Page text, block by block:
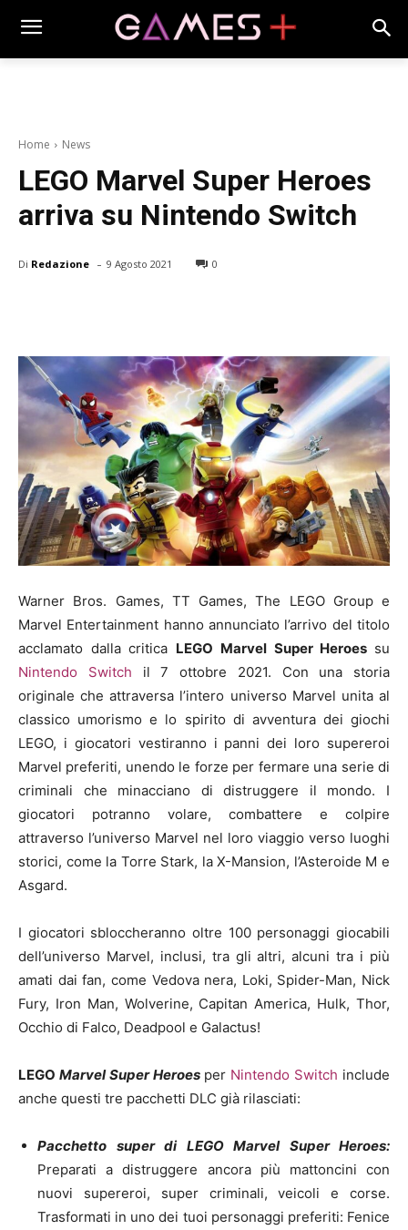
Home News
LEGO Marvel Super Heroes
arriva su Nintendo Switch
Di Redazione - 9 Agosto 2021 0
Warner Bros. Games, TT Games, The LEGO Group e
Marvel Entertainment hanno annunciato l’arrivo del titolo
acclamato dalla critica LEGO Marvel Super Heroes su
Nintendo Switch il 7 ottobre 2021. Con una storia
originale che attraversa l’intero universo Marvel unita al
classico umorismo e lo spirito di avventura dei giochi
LEGO, i giocatori vestiranno i panni dei loro supereroi
Marvel preferiti, unendo le forze per fermare una serie di
criminali che minacciano di distruggere il mondo. I
giocatori potranno volare, combattere e colpire
attraverso l’universo Marvel nel loro viaggio verso luoghi
storici, come la Torre Stark, la X-Mansion, l’Asteroide M e
Asgard.
I giocatori sbloccheranno oltre 100 personaggi giocabili
dell’universo Marvel, inclusi, tra gli altri, alcuni tra i più
amati dai fan, come Vedova nera, Loki, Spider-Man, Nick
Fury, Iron Man, Wolverine, Capitan America, Hulk, Thor,
Occhio di Falco, Deadpool e Galactus!
LEGO Marvel Super Heroesper Nintendo Switch include
anche questi tre pacchetti DLC già rilasciati:
Pacchetto super di LEGO Marvel Super Heroes:
Preparati a distruggere ancora più mattoncini con
nuovi supereroi, super criminali, veicoli e corse.
Trasformati in uno dei tuoi personaggi preferiti: Fenice